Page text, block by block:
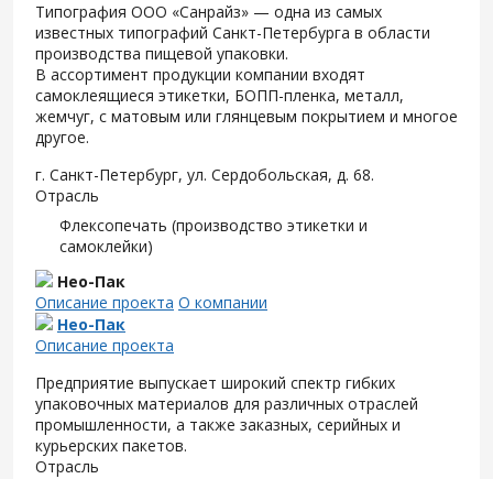
Типография ООО «Санрайз» — одна из самых
известных типографий Санкт-Петербурга в области
производства пищевой упаковки.
В ассортимент продукции компании входят
самоклеящиеся этикетки, БОПП-пленка, металл,
жемчуг, с матовым или глянцевым покрытием и многое
другое.
г. Санкт-Петербург, ул. Сердобольская, д. 68.
Отрасль
Флексопечать (производство этикетки и
самоклейки)
Нео-Пак
Описание проекта О компании
Нео-Пак
Описание проекта
Предприятие выпускает широкий спектр гибких
упаковочных материалов для различных отраслей
промышленности, а также заказных, серийных и
курьерских пакетов.
Отрасль